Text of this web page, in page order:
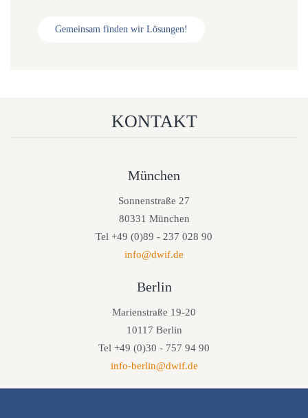
Gemeinsam finden wir Lösungen!
KONTAKT
München
Sonnenstraße 27
80331 München
Tel +49 (0)89 - 237 028 90
info@dwif.de
Berlin
Marienstraße 19-20
10117 Berlin
Tel +49 (0)30 - 757 94 90
info-berlin@dwif.de